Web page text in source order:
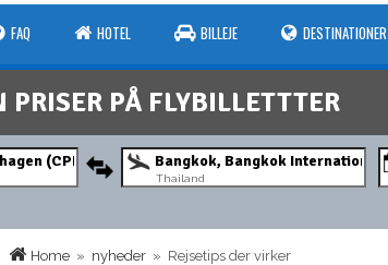
FAQ HOTEL BILLEJE DESTINATIONER
PÅ FLYBILLETTTER
Thailand
Home » nyheder » Rejsetips der virker